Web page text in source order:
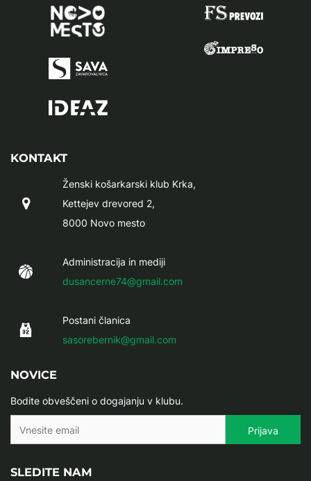
KONTAKT
Ženski košarkarski klub Krka,
Kettejev drevored 2,
8000 Novo mesto
Administracija in mediji
dusancerne74@gmail.com
Postani članica
sasorebernik@gmail.com
NOVICE
Bodite obveščeni o dogajanju v klubu.
SLEDITE NAM